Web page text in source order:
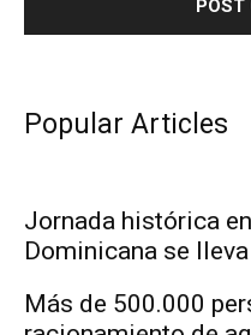
Popular Articles
Jornada histórica
Dominicana se
Más de 500.000